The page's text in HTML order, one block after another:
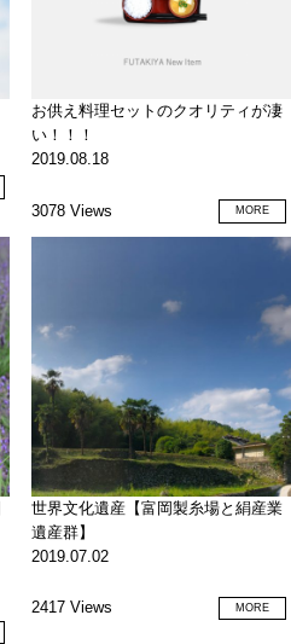
お供え料理セットのクオリティが凄
い！！！
2019.08.18
3078 Views MORE
世界文化遺産【富岡製糸場と絹産業
遺産群】
2019.07.02
2417 Views MORE